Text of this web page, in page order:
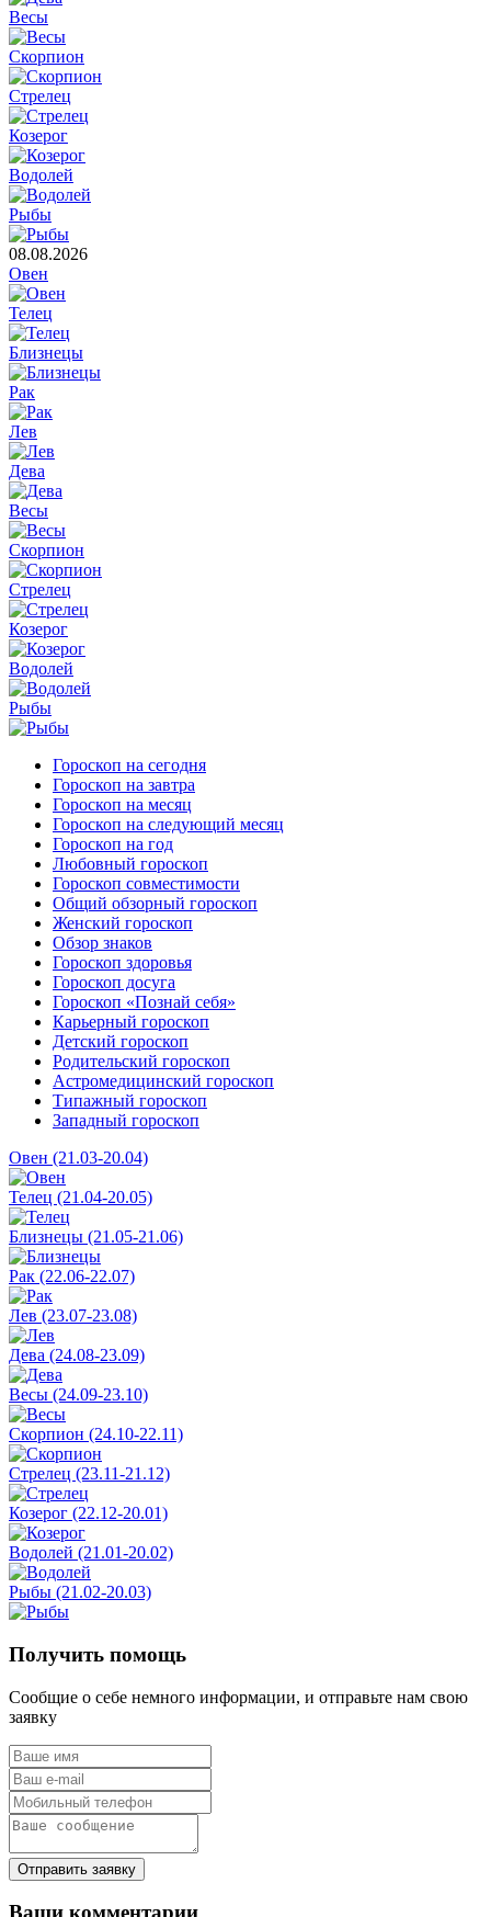
Весы
Скорпион
Стрелец
Козерог
Водолей
Рыбы
08.08.2026
Овен
Телец
Близнецы
Рак
Лев
Дева
Весы
Скорпион
Стрелец
Козерог
Водолей
Рыбы
Гороскоп на сегодня
Гороскоп на завтра
Гороскоп на месяц
Гороскоп на следующий месяц
Гороскоп на год
Любовный гороскоп
Гороскоп совместимости
Общий обзорный гороскоп
Женский гороскоп
Обзор знаков
Гороскоп здоровья
Гороскоп досуга
Гороскоп «Познай себя»
Карьерный гороскоп
Детский гороскоп
Родительский гороскоп
Астромедицинский гороскоп
Типажный гороскоп
Западный гороскоп
Овен (21.03-20.04)
Телец (21.04-20.05)
Близнецы (21.05-21.06)
Рак (22.06-22.07)
Лев (23.07-23.08)
Дева (24.08-23.09)
Весы (24.09-23.10)
Скорпион (24.10-22.11)
Стрелец (23.11-21.12)
Козерог (22.12-20.01)
Водолей (21.01-20.02)
Рыбы (21.02-20.03)
Получить помощь
Сообщие о себе немного информации, и отправьте нам свою
заявку
Отправить заявку